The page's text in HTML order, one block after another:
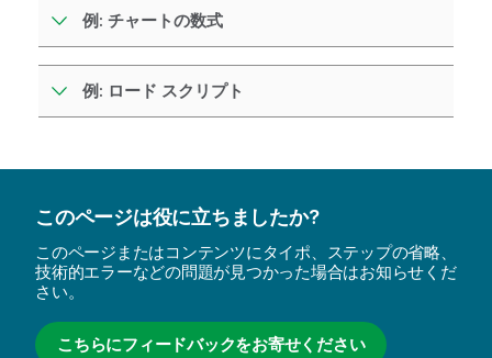
例: チャートの数式
例: ロード スクリプト
このページは役に立ちましたか?
このページまたはコンテンツにタイポ、ステップの省略、
技術的エラーなどの問題が見つかった場合はお知らせくだ
さい。
こちらにフィードバックをお寄せください